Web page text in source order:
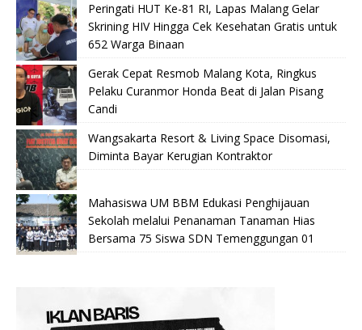
Peringati HUT Ke-81 RI, Lapas Malang Gelar
Skrining HIV Hingga Cek Kesehatan Gratis untuk
652 Warga Binaan
Gerak Cepat Resmob Malang Kota, Ringkus
Pelaku Curanmor Honda Beat di Jalan Pisang
Candi
Wangsakarta Resort & Living Space Disomasi,
Diminta Bayar Kerugian Kontraktor
Mahasiswa UM BBM Edukasi Penghijauan
Sekolah melalui Penanaman Tanaman Hias
Bersama 75 Siswa SDN Temenggungan 01